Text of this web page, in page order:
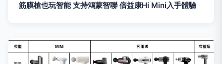
筋膜槍也玩智能 支持鴻蒙智聯 倍益康Hi Mini入手體驗